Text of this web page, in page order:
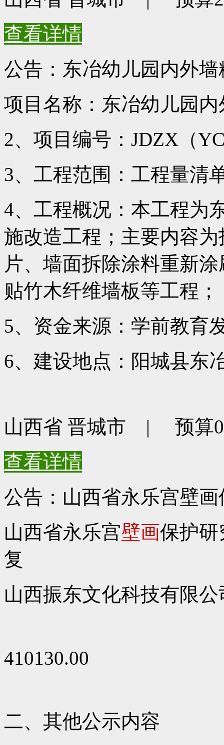
查看详情
公告：东冶幼儿园内外墙
项目名称：东冶幼儿园
2、项目编号：JDZX（
3、工程范围：工程量清
4、工程概况：本工程为
施改造工程；主要内容
片、墙面拆除涂料重新
贴竹木纤维墙板等工程
5、资金来源：学前教育
6、建设地点：阳城县东
山西省 晋城市 | 预算
查看详情
公告：山西省永乐宫壁
山西省永乐宫壁画保护研
复
山西振东文化科技有限公
410130.00
二、其他公示内容